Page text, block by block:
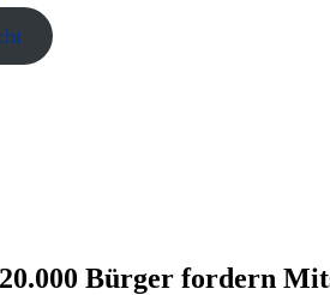
Bürger fordern